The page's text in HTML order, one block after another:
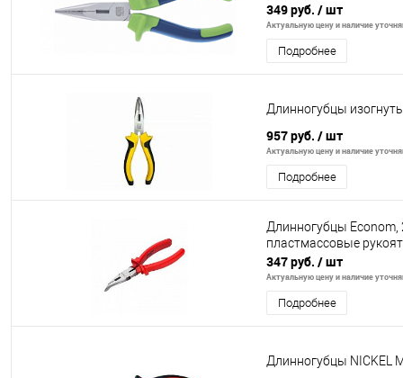
349 руб. / шт
Актуальную цену и наличие
Подробнее
Длинногубцы
957 руб. / шт
Актуальную цену и наличие
Подробнее
Длинногубцы
пластмассовые
347 руб. / шт
Актуальную цену и наличие
Подробнее
Длинногубцы NICKEL